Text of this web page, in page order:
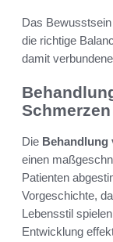
Das
die richtige
damit
Schmerzen
Die Behandlung
einen
Patienten
Vorgeschichte,
Lebensstil
Entwicklung